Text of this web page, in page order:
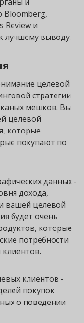
Bloomberg,
Review и
лучшему выводу.
целевой
стратегии
мешков. Вы
целевой
которые
покупают по
данных -
дохода,
вашей целевой
будет очень
которые
потребности
клиентов -
покупок
о поведении